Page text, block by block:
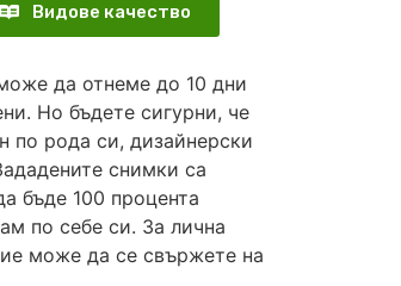
Видове качество
да отнеме до 10 дни
Но бъдете сигурни, че
по рода си, дизайнерски
снимки са
бъде 100 процента
по себе си. За лична
може да се свържете на